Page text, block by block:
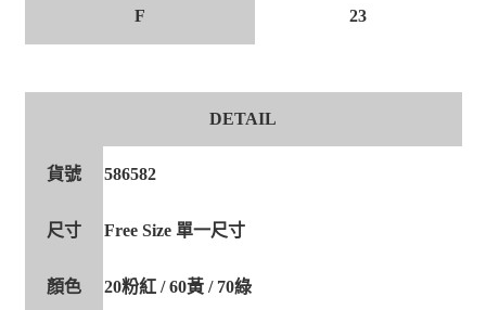
F 23
DETAIL
貨號 586582
尺寸 Free Size 單一尺寸
顏色 20粉紅 / 60黃 / 70綠